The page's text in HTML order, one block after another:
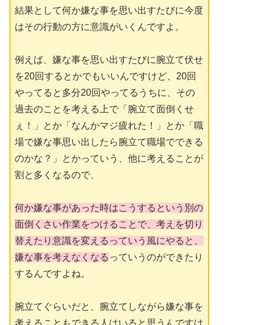
結果として何か嫌な事を思い出すたびに今度
はその行動の方に意識がいくんですよ。
例えば、嫌な事を思い出すたびに腕立て伏せ
を20回するとかでもいいんですけど、20回
やってると多分20回やってるうちに、その
過去のことを考える上で「腕立て面倒くせ
ぇ！」とか「なんかマジ疲れた！」とか「職
場で嫌な事思い出したら腕立て職場でできる
のかな？」とかっていう、他に考えることが
割と多くなるので、
何か嫌な事があった時はこうするという別の
面倒くさい作業をつけることで、考えを切り
替えたり意識を変えるっていう風にやると、
嫌な事を考えなくなる っていうのができたり
するんですよね。
腕立てぐらいだと、腕立てしながら嫌な事を
考えることもできる人はいると思うんですけ